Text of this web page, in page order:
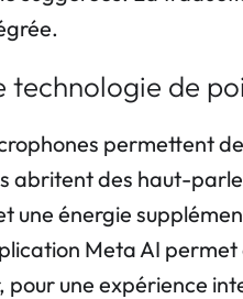
technologie de
permettent
des haut-
une énergie
Meta AI
une expérience